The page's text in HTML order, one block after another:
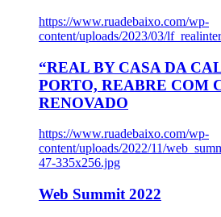
https://www.ruadebaixo.com/wp-
content/uploads/2023/03/
“REAL BY CASA DA
PORTO, REABRE COM
RENOVADO
https://www.ruadebaixo.com/wp-
content/uploads/2022/11/
47-335x256.jpg
Web Summit 2022